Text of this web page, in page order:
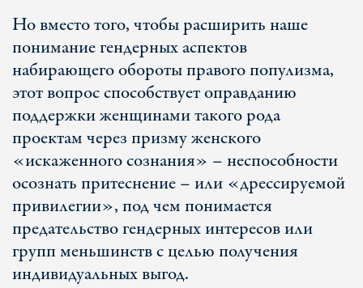
Но вместо того, чтобы расширить наше
понимание гендерных аспектов
набирающего обороты правого популизма,
этот вопрос способствует оправданию
поддержки женщинами такого рода
проектам через призму женского
«искаженного сознания» – неспособности
осознать притеснение – или «дрессируемой
привилегии», под чем понимается
предательство гендерных интересов или
групп меньшинств с целью получения
индивидуальных выгод.